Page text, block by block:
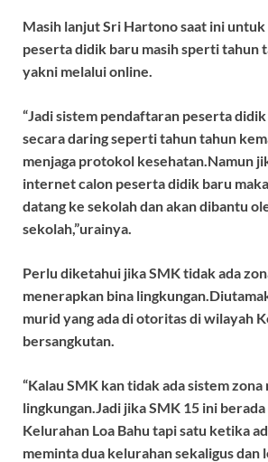
Masih lanjut Sri Hartono saat ini
peserta didik baru masih sperti tahun
yakni melalui online.
“Jadi sistem pendaftaran peserta
secara daring seperti tahun tahun
menjaga protokol kesehatan.Namun
internet calon peserta didik baru
datang ke sekolah dan akan dibantu
sekolah,”urainya.
Perlu diketahui jika SMK tidak ada
menerapkan bina
murid yang ada di otoritas di wilayah
bersangkutan.
“Kalau SMK kan tidak ada sistem zona
lingkungan.Jadi jika SMK 15 ini
Kelurahan Loa Bahu tapi satu ketika
meminta dua kelurahan sekaligus